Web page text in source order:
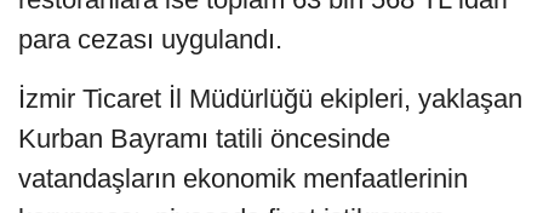
para cezası uygulandı.
İzmir Ticaret İl Müdürlüğü ekipleri, yaklaşan
Kurban Bayramı tatili öncesinde
vatandaşların ekonomik menfaatlerinin